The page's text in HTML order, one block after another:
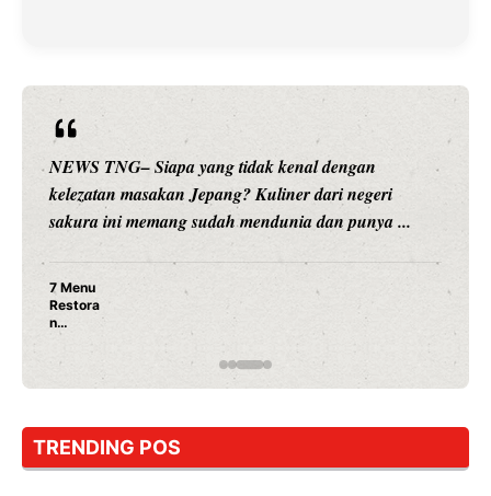
tidak kenal dengan
Kuliner dari negeri
mendunia dan punya ...
NEWS TNG– Siapa
hiburan, Nunung
merambah dunia
Nunung
TRENDING POS